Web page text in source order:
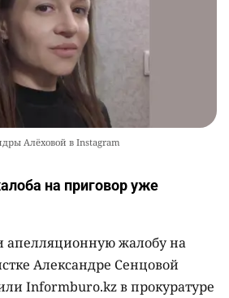
Алёховой в Instagram
на приговор уже
апелляционную жалобу на
Александре Сенцовой
Informburo.kz в прокуратуре